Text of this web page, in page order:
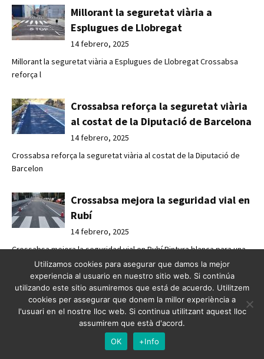
Millorant la seguretat viària a
Esplugues de Llobregat
14 febrero, 2025
Millorant la seguretat viària a Esplugues de Llobregat Crossabsa
reforça l
Crossabsa reforça la seguretat viària
al costat de la Diputació de Barcelona
14 febrero, 2025
Crossabsa reforça la seguretat viària al costat de la Diputació de
Barcelon
Crossabsa mejora la seguridad vial en
Rubí
14 febrero, 2025
Crossabsa mejora la seguridad vial en Rubí Pintura blanca para una
movilid
Crossabsa millora la seguretat viària
a Rubí
14 febrero, 2025
Crossabsa millora la seguretat viària a Rubí Pintura blanca per a una
Utilizamos cookies para asegurar que damos la mejor
experiencia al usuario en nuestro sitio web. Si continúa
utilizando este sitio asumiremos que está de acuerdo. Utilitzem
cookies per assegurar que donem la millor experiència a
l'usuari en el nostre lloc web. Si continua utilitzant aquest lloc
assumirem que està d'acord.
OK
+Info